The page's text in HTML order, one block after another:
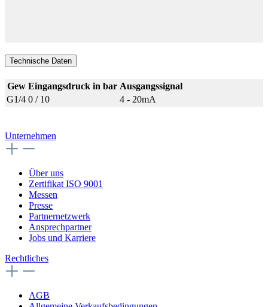
Technische Daten
Gew Eingangsdruck in bar Ausgangssignal
G1/4 0 / 10 4 - 20mA
Unternehmen
Über uns
Zertifikat ISO 9001
Messen
Presse
Partnernetzwerk
Ansprechpartner
Jobs und Karriere
Rechtliches
AGB